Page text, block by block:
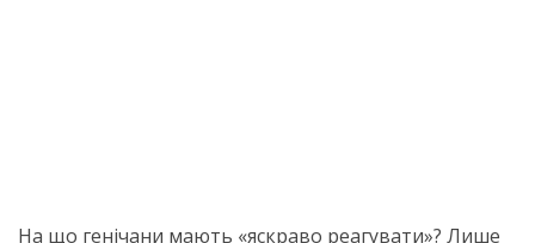
На що генічани мають «яскраво реагувати»? Лише